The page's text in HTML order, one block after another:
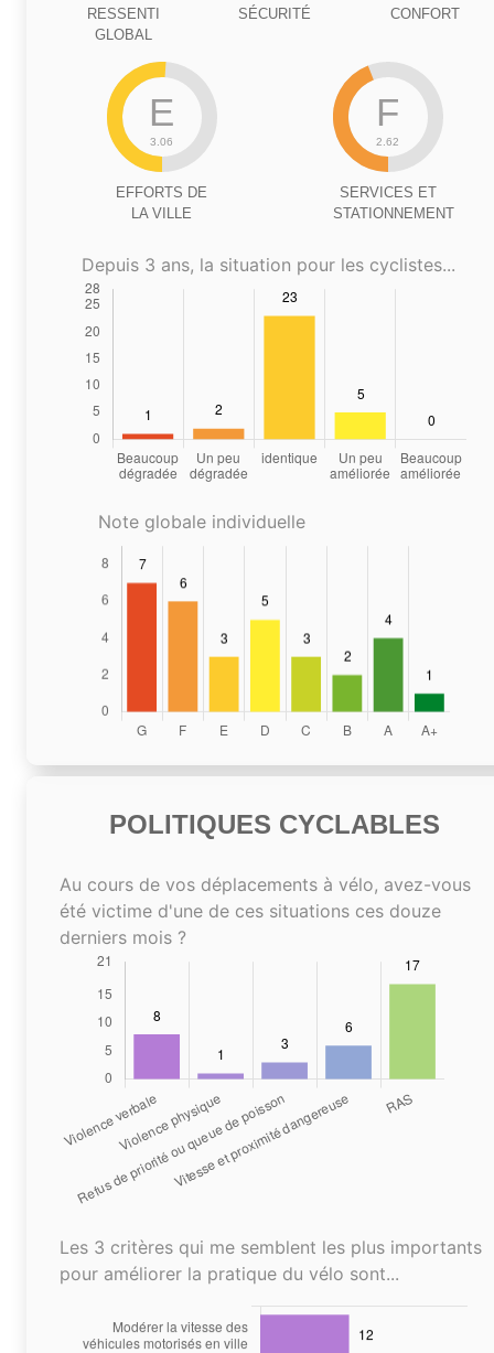
RESSENTI
GLOBAL
SÉCURITÉ CONFORT
E
3.06
EFFORTS DE
LA VILLE
F
2.62
SERVICES ET
STATIONNEMENT
Depuis 3 ans, la situation pour les cyclistes...
Note globale individuelle
POLITIQUES CYCLABLES
Au cours de vos déplacements à vélo, avez-vous
été victime d'une de ces situations ces douze
derniers mois ?
Les 3 critères qui me semblent les plus importants
pour améliorer la pratique du vélo sont...